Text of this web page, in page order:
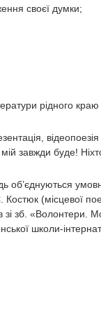
своєї думки;
рідного краю
завжди буде!
об’єднуються
(місцевої
зі зб. «Волонтери.
школи-